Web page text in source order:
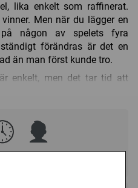
lika enkelt som raffinerat.
Men när du lägger en
någon av spelets fyra
förändras är det en
än man först kunde tro.
enkelt, men det tar tid att
att motståndaren inte
till Årets Vuxenspel 2005, i
Mensas pris Mensa
i Frankrike, och i september
ett mekaniskt system för